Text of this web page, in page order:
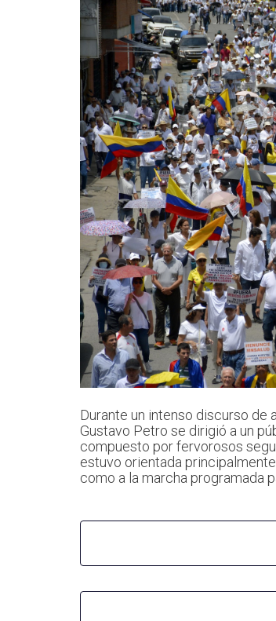
Durante un intenso discurso de
Gustavo Petro se dirigió a un
compuesto por fervorosos
estuvo orientada
como a la marcha programada